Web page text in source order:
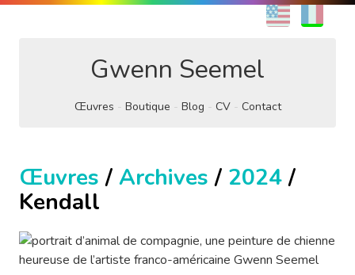
EN
Gwenn Seemel
Œuvres Boutique Blog CV Contact
Œuvres / Archives / 2024/
Kendall